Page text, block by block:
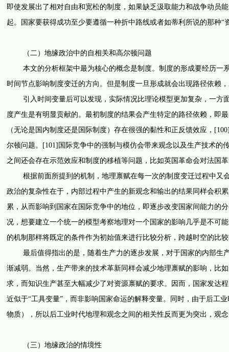
即使发展出了相对自由和宽松的制度，如果缺乏汲取能力和战争动员
起。国家要获得成功至少要遵循一种折中路线或者如蒂利所说的那种“
（二）地缘政治中的自相关和高尔顿问题
本文的分析框架中最为核心的概念是制度。制度的形成要经历一
时间节点影响制度变迁的方向。但是制度一旦形成就会出现路径依赖
引入时间变量后可以发现，实际情况比理论模型更加复杂，一方面
度产生是有明显贡献的。最初制度的结果会产生特定的路径依赖，即
（无论是国内制度还是国际制度）存在很强的黏性和正反馈效应，
尔顿问题。[101]国际竞争中的强制与模仿会带来观念以及生产技术
之间还会存在示范效应和制度的移植等问题，比如英国革命会对法国
根据前面所提到的机制，地理禀赋在每一次的制度变迁过程中又
政治的复杂性在于，内部过程中产生的新观念和输出的结果同样会积
累，从而影响到国家在国际竞争中的地位，即逐步改变国家间能力的
况，想要建立一个统一的模型考察地理对一个国家的影响几乎是不可
的机制那样将既定的条件作为初始值来进行比较分析，跨越时空的比
最后值得指出的是，随着生产力的逐步发展，对于国家的内部生
渐减弱。当然，生产带来的技术革新同样会减少地理禀赋的影响，比
求，而知识生产甚至大幅减少了对资源禀赋的要求。因而，国家发达
近似于“工具变量”，而非影响国家命运的解释变量。同时，由于后
物质），所以后工业时代地理和观念之间的相关性反而更为突出，观
（三）地缘政治的情境性